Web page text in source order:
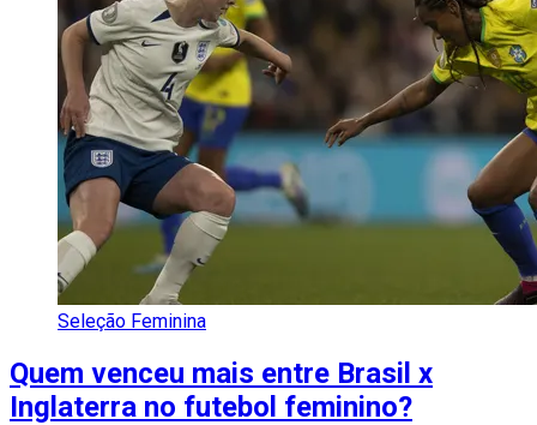
Seleção Feminina
Quem venceu mais entre Brasil x
Inglaterra no futebol feminino?